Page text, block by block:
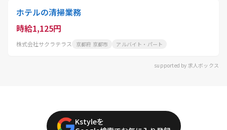
ホテルの清掃業務
時給1,125円
株式会社サクラテラス 京都府 京都市 アルバイト・パート
supported by 求人ボックス
Kstyleを